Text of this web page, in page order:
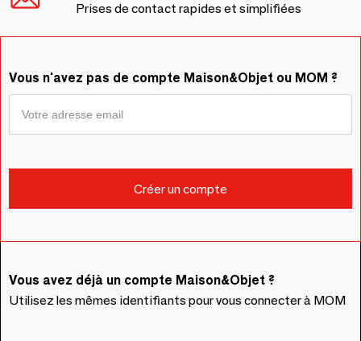
Prises de contact rapides et simplifiées
Vous n'avez pas de compte Maison&Objet ou MOM ?
Vous avez déjà un compte Maison&Objet ?
Utilisez les mêmes identifiants pour vous connecter à MOM